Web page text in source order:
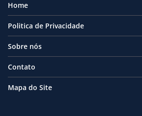
Home
Politica de Privacidade
Sobre nós
Contato
Mapa do Site